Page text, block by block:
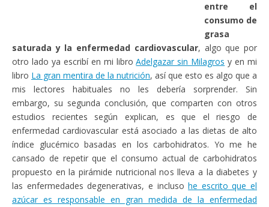
entre el
consumo de
grasa
saturada y la enfermedad cardiovascular, algo que por
otro lado ya escribí en mi libroAdelgazar sin Milagros y en mi
libro La gran mentira de la nutrición, así que esto es algo que a
mis lectores habituales no les debería sorprender. Sin
embargo, su segunda conclusión, que comparten con otros
estudios recientes según explican, es que el riesgo de
enfermedad cardiovascular está asociado a las dietas de alto
índice glucémico basadas en los carbohidratos. Yo me he
cansado de repetir que el consumo actual de carbohidratos
propuesto en la pirámide nutricional nos lleva a la diabetes y
las enfermedades degenerativas, e inclusohe escrito que el
azúcar es responsable en gran medida de la enfermedad